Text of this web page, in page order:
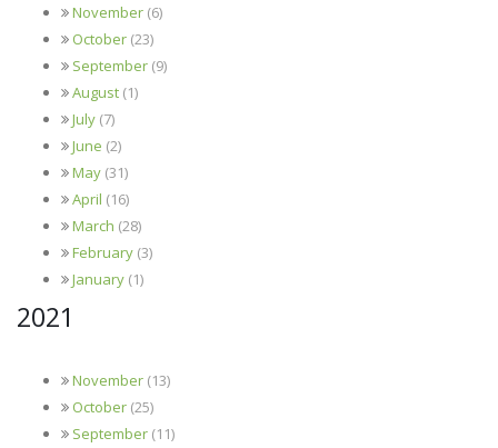
November (6)
October (23)
September (9)
August (1)
July (7)
June (2)
May (31)
April (16)
March (28)
February (3)
January (1)
2021
November (13)
October (25)
September (11)